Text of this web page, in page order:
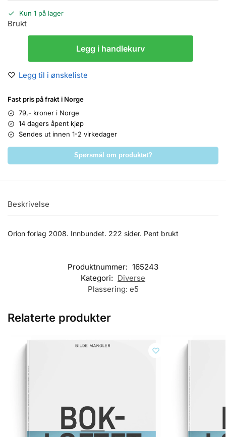
Kun 1 på lager
Brukt
Legg i handlekurv
Legg til i ønskeliste
Fast pris på frakt i Norge
79,- kroner i Norge
14 dagers åpent kjøp
Sendes ut innen 1-2 virkedager
Spørsmål om produktet?
Beskrivelse
Orion forlag 2008. Innbundet. 222 sider. Pent brukt
Produktnummer: 165243
Kategori: Diverse
Plassering: e5
Relaterte produkter